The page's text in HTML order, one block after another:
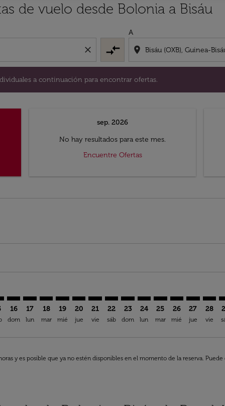
de vuelo desde Bolonia a Bisáu
close compare_arrows
A
location_on
a continuación para encontrar ofertas.
individuales a continuación para encontrar ofertas.
sep. 2026
No hay resultados para este mes.
Encuentre Ofertas
16
dom
17
lun
18
mar
BLQ–OXB: cmp-view-offers-disclaimer.
19
mié
BLQ–OXB: cmp-view-offers-disclaimer.
20
jue
BLQ–OXB: cmp-view-offers-
21
vie
BLQ–OXB: cmp-view-offers-
22
sáb
BLQ–OXB: cmp-view-
23
dom
BLQ–OXB: cmp-view-
24
lun
BLQ–OXB: cmp-
25
mar
BLQ–OXB:
26
mié
27
jue
28
vie
y es posible que ya no estén disponibles en el momento de la reserva.